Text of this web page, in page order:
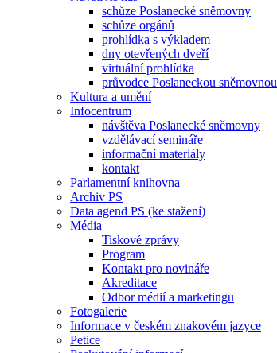
schůze Poslanecké sněmovny
schůze orgánů
prohlídka s výkladem
dny otevřených dveří
virtuální prohlídka
průvodce Poslaneckou sněmovnou
Kultura a umění
Infocentrum
návštěva Poslanecké sněmovny
vzdělávací semináře
informační materiály
kontakt
Parlamentní knihovna
Archiv PS
Data agend PS (ke stažení)
Média
Tiskové zprávy
Program
Kontakt pro novináře
Akreditace
Odbor médií a marketingu
Fotogalerie
Informace v českém znakovém jazyce
Petice